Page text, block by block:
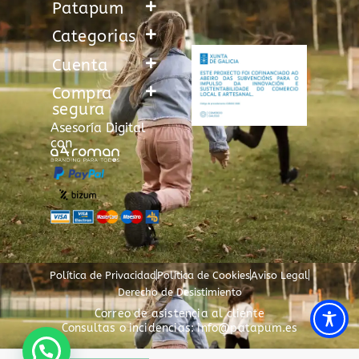
Patapum
Categorias
Cuenta
Compra
segura
Asesoría Digital
con
Política de PrivacidadPolítica de CookiesAviso Legal
Derecho de Desistimiento
Correo de asistencia al cliente
Consultas o incidencias: info@patapum.es